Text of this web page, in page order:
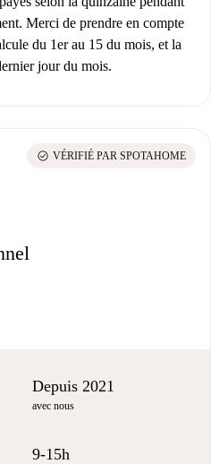
Merci de prendre en compte
du 1er au 15 du mois, et la
jour du mois.
check_circle VÉRIFIÉ PAR SPOTAHOME
Depuis 2021
avec nous
9-15h